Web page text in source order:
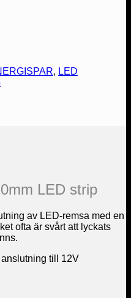
, LED
LED strip
av LED-remsa med en
ofta är svårt att lyckats
till 12V